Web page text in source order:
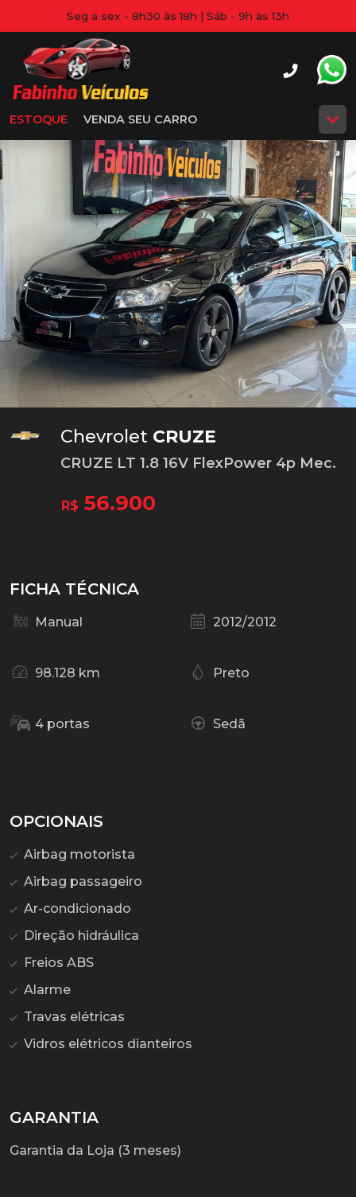
Seg a sex - 8h30 às 18h | Sáb - 9h às 13h
ESTOQUE VENDA SEU CARRO
Chevrolet CRUZE
CRUZE LT 1.8 16V FlexPower 4p Mec.
R$ 56.900
FICHA TÉCNICA
Manual 2012/2012
98.128 km Preto
4 portas Sedã
OPCIONAIS
Airbag motorista
Airbag passageiro
Ar-condicionado
Direção hidráulica
Freios ABS
Alarme
Travas elétricas
Vidros elétricos dianteiros
GARANTIA
Garantia da Loja (3 meses)